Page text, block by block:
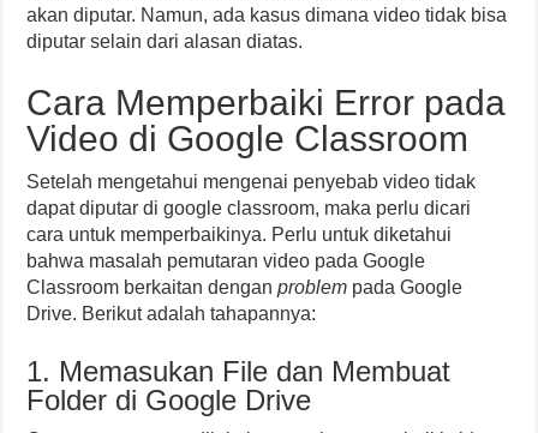
akan diputar. Namun, ada kasus dimana video tidak bisa
diputar selain dari alasan diatas.
Cara Memperbaiki Error pada
Video di Google Classroom
Setelah mengetahui mengenai penyebab video tidak
dapat diputar di google classroom, maka perlu dicari
cara untuk memperbaikinya. Perlu untuk diketahui
bahwa masalah pemutaran video pada Google
Classroom berkaitan denganproblem pada Google
Drive. Berikut adalah tahapannya:
1. Memasukan File dan Membuat
Folder di Google Drive